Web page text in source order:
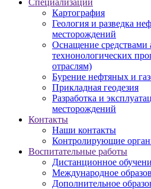
Картография
Геология и разведка
месторождений
Оснащение средствами
технонологических
отраслям)
Бурение нефтяных и
Прикладная геодезия
Разработка и
месторождений
Контакты
Наши контакты
Контролирующие
Воспитательные работы
Дистанционное
Международное
Дополнительное